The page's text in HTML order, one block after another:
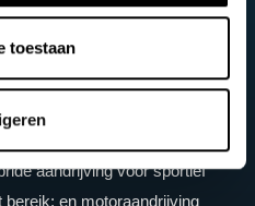
toestaan
De geavanceerde e:HEV
aandrijfsystemen die
aandrijving voor sportief
en motoraandrijving